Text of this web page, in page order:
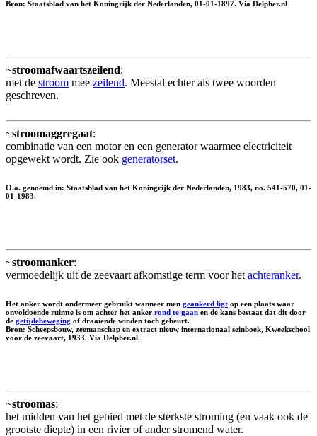
Bron: Staatsblad van het Koningrijk der Nederlanden, 01-01-1897. Via Delpher.nl
~stroomafwaartszeilend:
met de stroom mee zeilend. Meestal echter als twee woorden
geschreven.
~stroomaggregaat:
combinatie van een motor en een generator waarmee electriciteit
opgewekt wordt. Zie ook generatorset.
O.a. genoemd in: Staatsblad van het Koningrijk der Nederlanden, 1983, no. 541-570, 01-
01-1983.
~stroomanker:
vermoedelijk uit de zeevaart afkomstige term voor het achteranker.
Het anker wordt ondermeer gebruikt wanneer men geankerd ligt op een plaats waar
onvoldoende ruimte is om achter het anker rond te gaan en de kans bestaat dat dit door
de getijdebeweging of draaiende winden toch gebeurt.
Bron: Scheepsbouw, zeemanschap en extract nieuw internationaal seinboek, Kweekschool
voor de zeevaart, 1933. Via Delpher.nl.
~stroomas:
het midden van het gebied met de sterkste stroming (en vaak ook de
grootste diepte) in een rivier of ander stromend water.